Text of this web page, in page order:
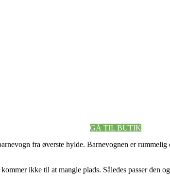
GÅ TIL BUTIK
fra øverste hylde. Barnevognen er
ikke til at mangle plads. Således passer